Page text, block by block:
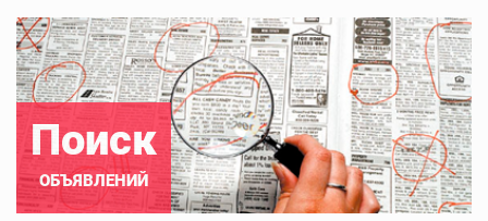
Поиск
ОБЪЯВЛЕНИЙ